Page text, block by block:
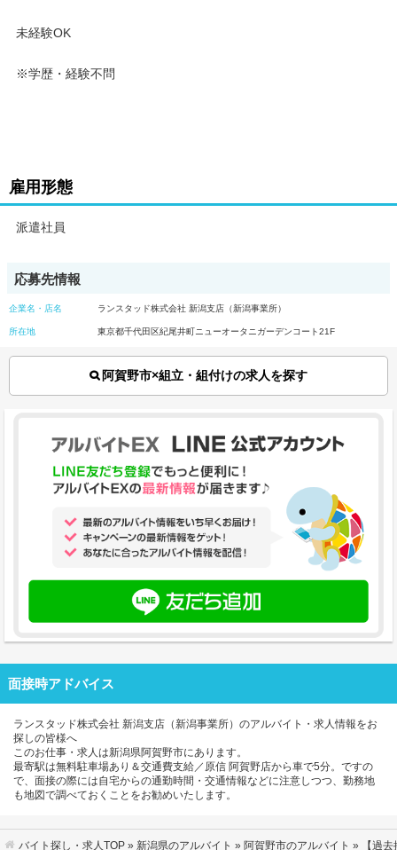
未経験OK
※学歴・経験不問
雇用形態
派遣社員
応募先情報
企業名・店名 ランスタッド株式会社 新潟支店（新潟事業所）
所在地 東京都千代田区紀尾井町ニューオータニガーデンコート21F
阿賀野市×組立・組付けの求人を探す
面接時アドバイス
ランスタッド株式会社 新潟支店（新潟事業所）のアルバイト・求人情報をお
探しの皆様へ
このお仕事・求人は新潟県阿賀野市にあります。
最寄駅は無料駐車場あり＆交通費支給／原信 阿賀野店から車で5分。ですの
で、面接の際には自宅からの通勤時間・交通情報などに注意しつつ、勤務地
も地図で調べておくことをお勧めいたします。
バイト探し・求人TOP » 新潟県のアルバイト » 阿賀野市のアルバイト » 【過去